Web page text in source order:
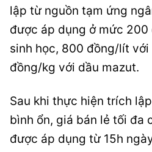
lập từ nguồn tạm ứng
được áp dụng ở mức
sinh học, 800 đồng/lít
đồng/kg với dầu mazut.
Sau khi thực hiện trích
bình ổn, giá bán lẻ tối đa
được áp dụng từ 15h